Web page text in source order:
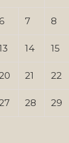
6 7 8
14 15
21 22
28 29